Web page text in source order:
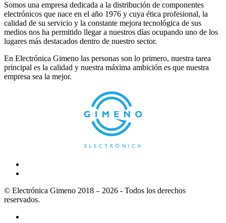
Somos una empresa dedicada a la distribución de componentes
electrónicos que nace en el año 1976 y cuya ética profesional, la
calidad de su servicio y la constante mejora tecnológica de sus
medios nos ha permitido llegar a nuestros días ocupando uno de los
lugares más destacados dentro de nuestro sector.
En Electrónica Gimeno las personas son lo primero, nuestra tarea
principal es la calidad y nuestra máxima ambición es que nuestra
empresa sea la mejor.
© Electrónica Gimeno 2018 – 2026 - Todos los derechos
reservados.